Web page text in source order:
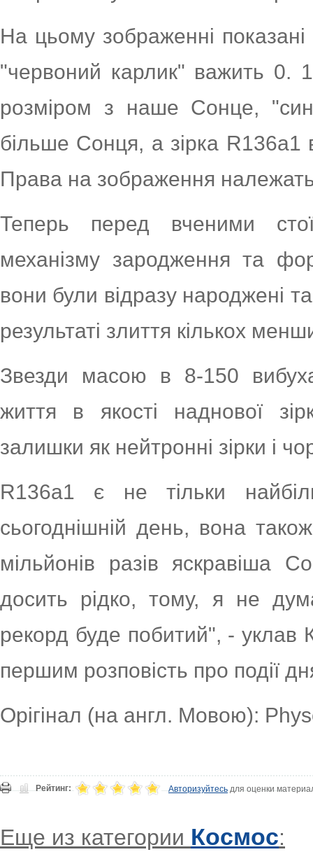
На цьому зображенні
"червоний карлик" важить 0.
розміром з наше Сонце,
більше Сонця, а зірка R136a1
Права на зображення
Теперь перед вченими
механізму зародження та
вони були відразу народжені
результаті злиття кількох
Звезди масою в 8-150
життя в якості наднової
залишки як нейтронні зірки і
R136a1 є не тільки
сьогоднішній день, вона
мільйонів разів яскравіша
досить рідко, тому, я не
рекорд буде побитий", - уклав
першим розповість про події
Орігінал (на англ. Мовою):
Рейтинг: Авторизуйтесьдля оценки
Еще из категории Космос: